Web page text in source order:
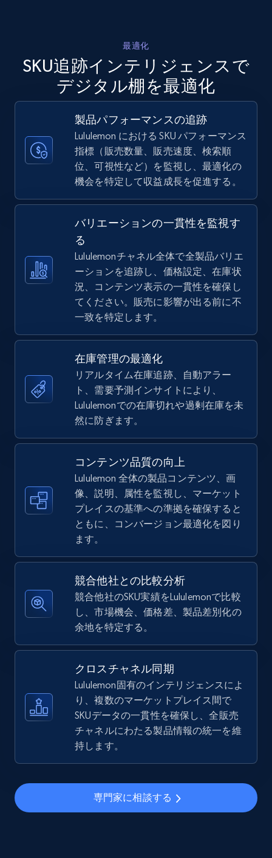
Walmart - products - Discover products by
using sku numbers
URL, Final price, Sku, Currency, Gtin,
Specifications, Image urls, Top reviews, and
875+ 今すぐ始める
TikTok Shop
URL, Title, Available, Description, Currency, Initial
price, Final price, Discount percent, and more.
5.4K+ 667+ 今すぐ始める
URL, Title, Available, Description, Currency, Initial
price, Final price, Discount percent, and more.
5.4K+ 667+ 今すぐ始める
TikTok Shop - Collect TikTok shop products
URL, Title, Available, Description, Currency, Initial
price, Final price, Discount percent, and more.
TikTok Shop - discover records by shop url
URL, Title, Available, Description, Currency, Initial
price, Final price, Discount percent, and more.
今すぐ始める
Amazon sellers info
Seller id, URL, Seller name, Description, Detailed
info, Stars, Feedbacks, Return policy, and more.
2.5K+ 378+ 今すぐ始める
最適化
SKU追跡インテリジェンスで
デジタル棚を最適化
製品パフォーマンスの追跡
Lululemon における SKU パフォーマンス
指標（販売数量、販売速度、検索順
位、可視性など）を監視し、最適化の
機会を特定して収益成長を促進する。
バリエーションの一貫性を監視す
る
Lululemonチャネル全体で全製品バリエ
ーションを追跡し、価格設定、在庫状
況、コンテンツ表示の一貫性を確保し
てください。販売に影響が出る前に不
一致を特定します。
在庫管理の最適化
リアルタイム在庫追跡、自動アラー
ト、需要予測インサイトにより、
Lululemonでの在庫切れや過剰在庫を未
然に防ぎます。
コンテンツ品質の向上
Lululemon 全体の製品コンテンツ、画
像、説明、属性を監視し、マーケット
プレイスの基準への準拠を確保すると
ともに、コンバージョン最適化を図り
ます。
競合他社との比較分析
競合他社のSKU実績をLululemonで比較
し、市場機会、価格差、製品差別化の
余地を特定する。
クロスチャネル同期
Lululemon固有のインテリジェンスによ
り、複数のマーケットプレイス間で
SKUデータの一貫性を確保し、全販売
チャネルにわたる製品情報の統一を維
持します。
専門家に相談する